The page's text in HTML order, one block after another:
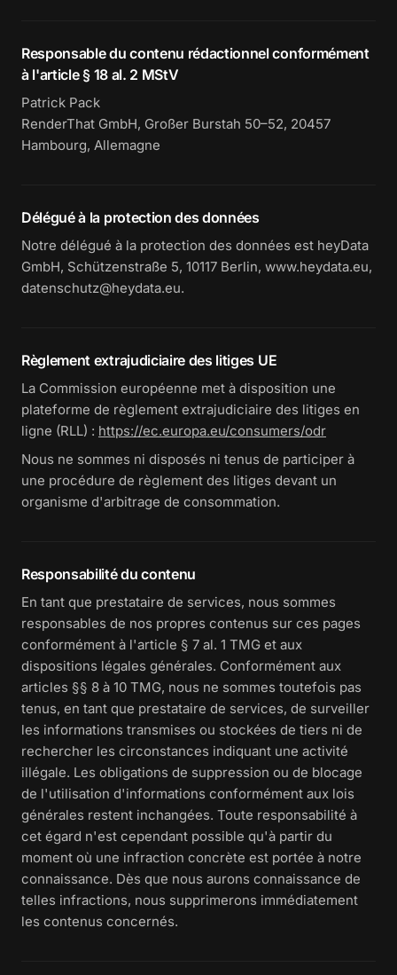
Responsable du contenu rédactionnel conformément
à l'article § 18 al. 2 MStV
Patrick Pack
RenderThat GmbH, Großer Burstah 50–52, 20457
Hambourg, Allemagne
Délégué à la protection des données
Notre délégué à la protection des données est heyData
GmbH, Schützenstraße 5, 10117 Berlin, www.heydata.eu,
datenschutz@heydata.eu.
Règlement extrajudiciaire des litiges UE
La Commission européenne met à disposition une
plateforme de règlement extrajudiciaire des litiges en
ligne (RLL) : https://ec.europa.eu/consumers/odr
Nous ne sommes ni disposés ni tenus de participer à
une procédure de règlement des litiges devant un
organisme d'arbitrage de consommation.
Responsabilité du contenu
En tant que prestataire de services, nous sommes
responsables de nos propres contenus sur ces pages
conformément à l'article § 7 al. 1 TMG et aux
dispositions légales générales. Conformément aux
articles §§ 8 à 10 TMG, nous ne sommes toutefois pas
tenus, en tant que prestataire de services, de surveiller
les informations transmises ou stockées de tiers ni de
rechercher les circonstances indiquant une activité
illégale. Les obligations de suppression ou de blocage
de l'utilisation d'informations conformément aux lois
générales restent inchangées. Toute responsabilité à
cet égard n'est cependant possible qu'à partir du
moment où une infraction concrète est portée à notre
connaissance. Dès que nous aurons connaissance de
telles infractions, nous supprimerons immédiatement
les contenus concernés.